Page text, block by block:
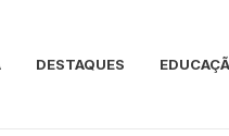
DESTAQUES